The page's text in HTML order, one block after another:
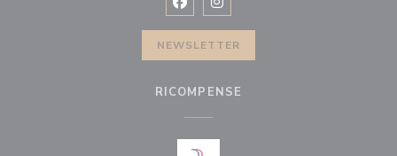
Facebook ((apre una nuova
Instagram ((apre una nuova
NEWSLETTER
RICOMPENSE